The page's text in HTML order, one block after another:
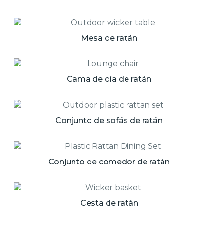
Mesa de ratán
Cama de día de ratán
Conjunto de sofás de ratán
Conjunto de comedor de ratán
Cesta de ratán